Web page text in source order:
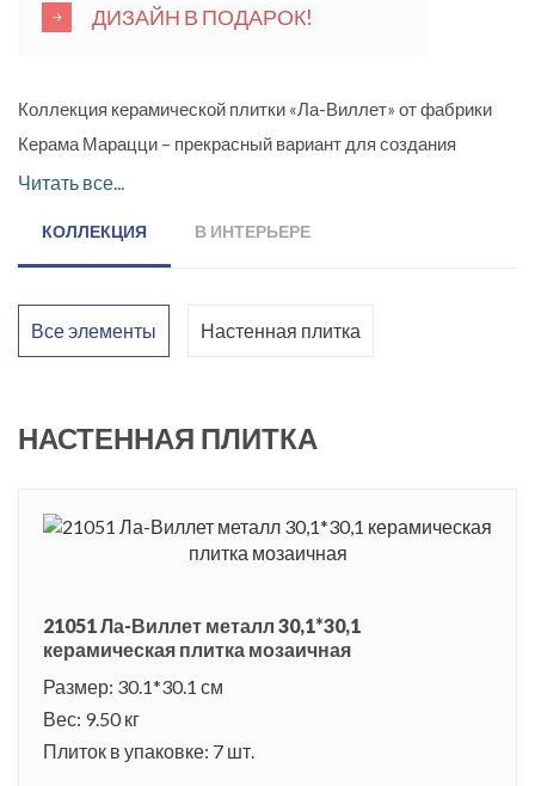
ДИЗАЙН В ПОДАРОК!
Коллекция керамической плитки «Ла-Виллет» от фабрики
Керама Марацци – прекрасный вариант для создания
запоминающегося интерьера жилых и общественных
плитку формата 30,1х30,1 см с великолепным
орнамент. Цветовая палитра коллекции включает
кремовый, темно-бежевый, бирюзовый в трех вариантах,
металлик, черный и красный. Плитка замечательно
различными расцветками, можно получить действительно
уникальный дизайнерский интерьер.
Коллекция получила название в честь развлекательного
парка Ла Виллет в Париже. Это фантастическое место,
Читать все...
КОЛЛЕКЦИЯ В ИНТЕРЬЕРЕ
Все элементы Настенная плитка
НАСТЕННАЯ ПЛИТКА
21051 Ла-Виллет металл 30,1*30,1
керамическая плитка мозаичная
Размер: 30.1*30.1 см
Вес: 9.50 кг
Плиток в упаковке: 7 шт.